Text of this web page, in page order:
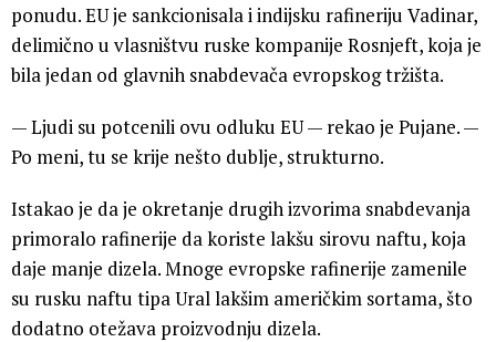
ponudu. EU je sankcionisala i indijsku rafineriju Vadinar,
delimično u vlasništvu ruske kompanije Rosnjeft, koja je
bila jedan od glavnih snabdevača evropskog tržišta.
— Ljudi su potcenili ovu odluku EU — rekao je Pujane. —
Po meni, tu se krije nešto dublje, strukturno.
Istakao je da je okretanje drugih izvorima snabdevanja
primoralo rafinerije da koriste lakšu sirovu naftu, koja
daje manje dizela. Mnoge evropske rafinerije zamenile
su rusku naftu tipa Ural lakšim američkim sortama, što
dodatno otežava proizvodnju dizela.